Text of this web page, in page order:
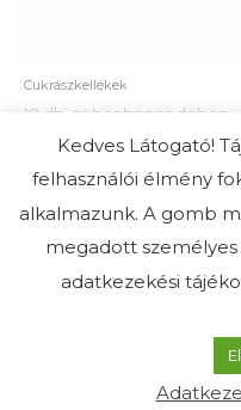
Cukrászkellékek
18 db-os bonbonos doboz
1.200Ft
Kosárba teszem
Beussüti torta- és
Kedves Látogató!
felhasználói élmény
alkalmazunk. A gomb
megadott
adatkezekési